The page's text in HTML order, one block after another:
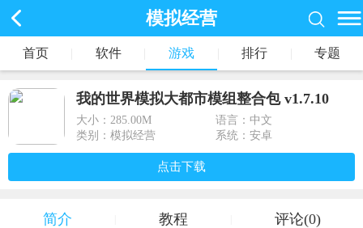
模拟经营
首页 软件 游戏 排行 专题
我的世界模拟大都市模组整合包 v1.7.10
大小： 285.00M
语言：中文
类别：模拟经营
系统：安卓
点击下载
简介 教程 评论(0)